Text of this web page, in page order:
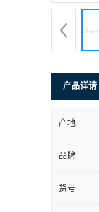
产品详请
产地
品牌
货号